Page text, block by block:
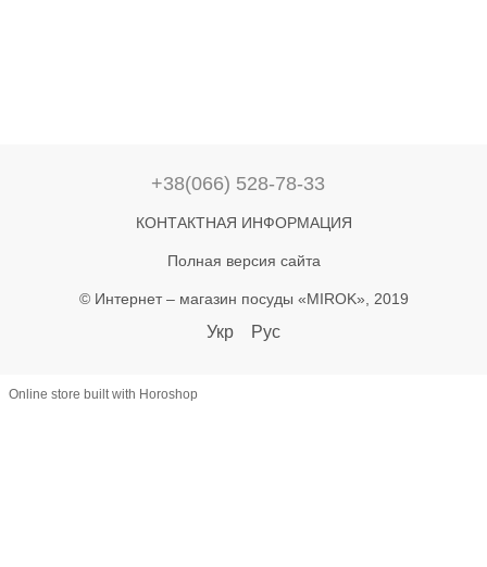
+38(066) 528-78-33
КОНТАКТНАЯ ИНФОРМАЦИЯ
Полная версия сайта
© Интернет – магазин посуды «MIROK», 2019
Укр Рус
Online store built with Horoshop